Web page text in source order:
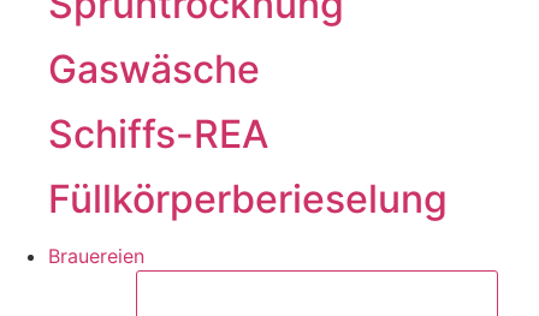
Gaswäsche
Schiffs-REA
Füllkörperberieselung
Brauereien